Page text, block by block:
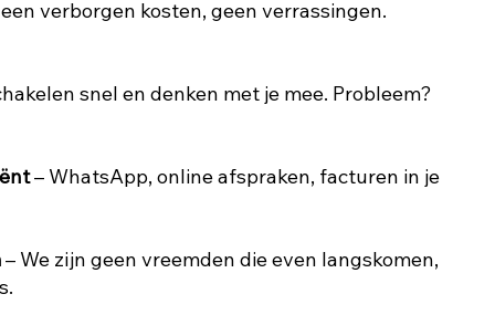
verborgen kosten, geen verrassingen.
snel en denken met je mee. Probleem?
– WhatsApp, online afspraken, facturen in je
– We zijn geen vreemden die even langskomen,